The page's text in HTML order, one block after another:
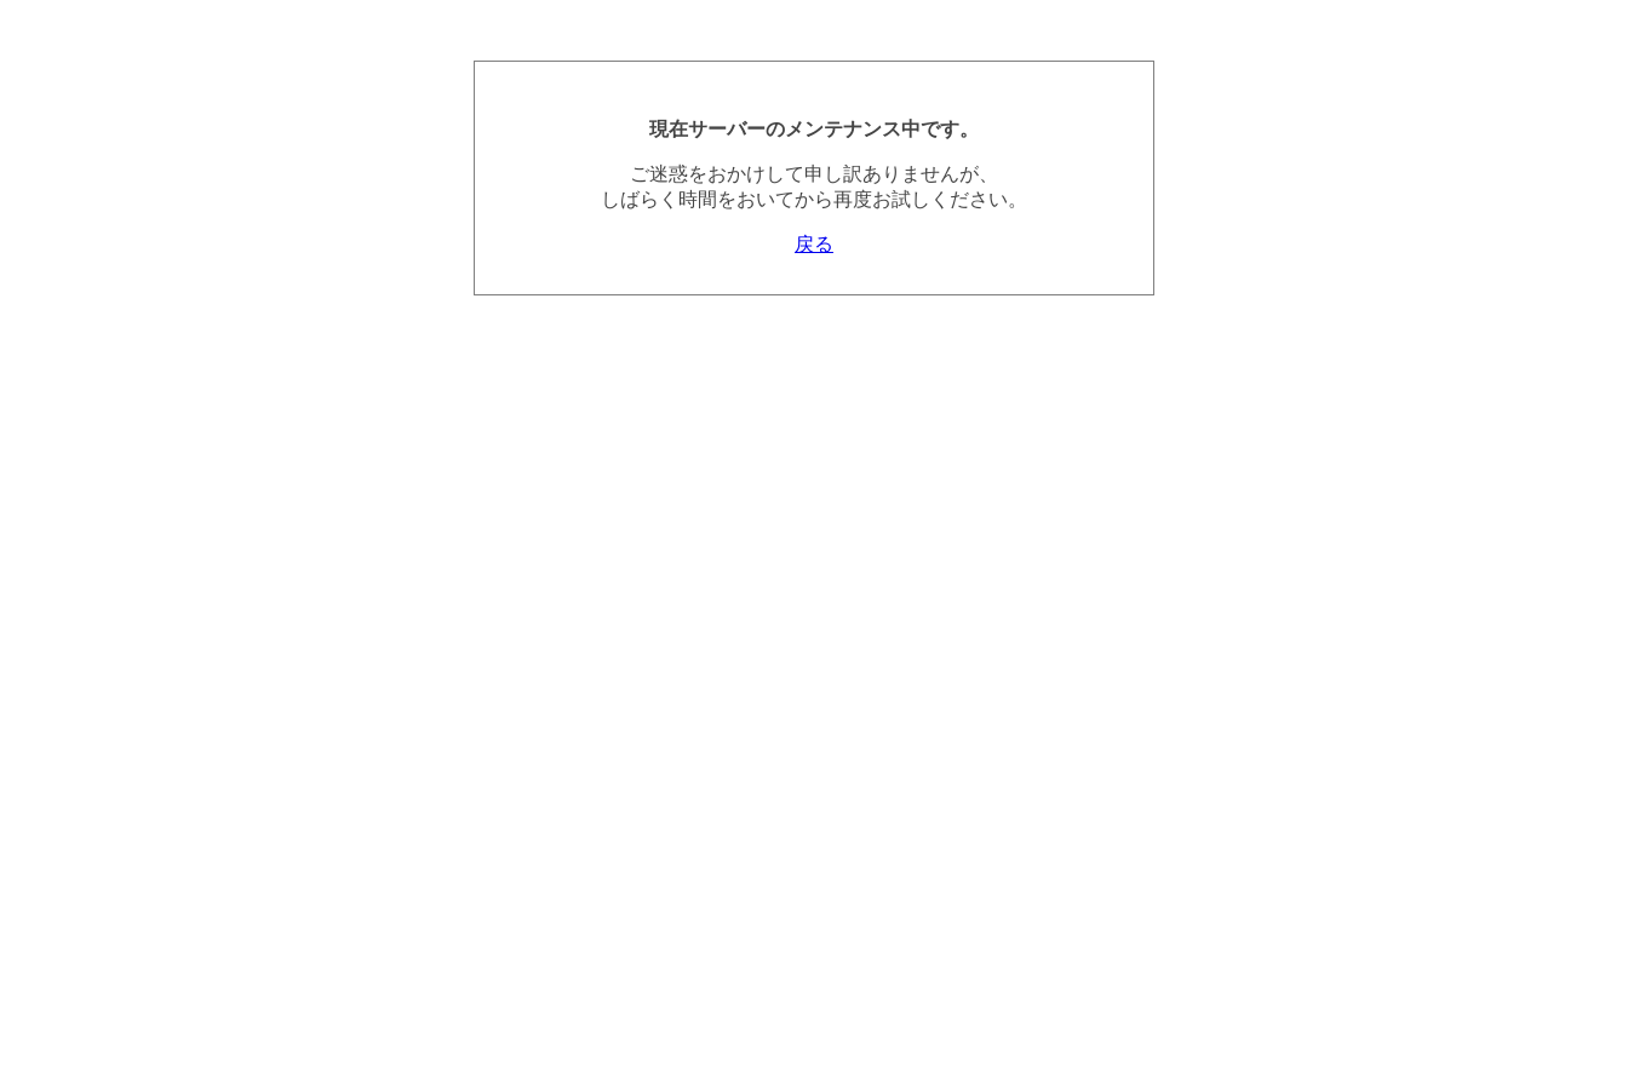
現在サーバーのメンテナンス中です。
ご迷惑をおかけして申し訳ありませんが、
しばらく時間をおいてから再度お試しください。
戻る